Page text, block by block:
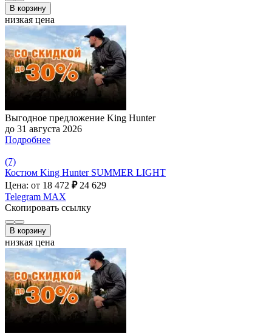
В корзину
низкая цена
Выгодное предложение King Hunter
до 31 августа 2026
Подробнее
(7)
Костюм King Hunter SUMMER LIGHT
Цена: от 18 472 ₽ 24 629
Telegram MAX
Скопировать ссылку
В корзину
низкая цена